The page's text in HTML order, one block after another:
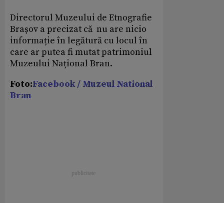
Directorul Muzeului de Etnografie
Brașov a precizat că nu are nicio
informație în legătură cu locul în
care ar putea fi mutat patrimoniul
Muzeului Național Bran.
Foto:Facebook / Muzeul National
Bran